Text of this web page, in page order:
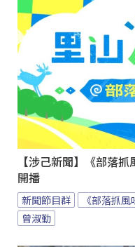
【涉己新聞】《部落
開播
新聞節目群 《部落抓
曾淑勤